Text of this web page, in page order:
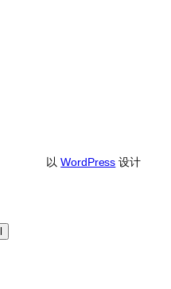
以WordPress 设计